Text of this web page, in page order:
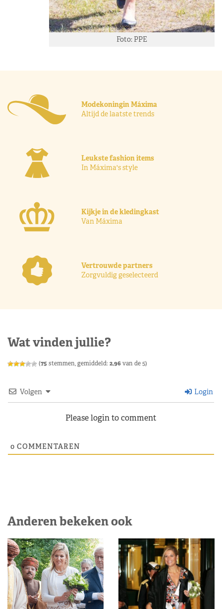
Foto: PPE
Modekoningin Máxima
Altijd de laatste trends
Leukste fashion items
In Máxima's style
Kijkje in de kledingkast
Van Máxima
Vertrouwde partners
Zorgvuldig geselecteerd
Wat vinden jullie?
(75 stemmen, gemiddeld: 2,96van de 5)
Volgen Login
Please login to comment
0 COMMENTAREN
Anderen bekeken ook